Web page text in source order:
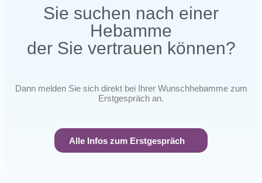
Sie suchen nach einer
Hebamme
der Sie vertrauen können?
Dann melden Sie sich direkt bei Ihrer Wunschhebamme zum
Erstgespräch an.
Alle Infos zum Erstgespräch